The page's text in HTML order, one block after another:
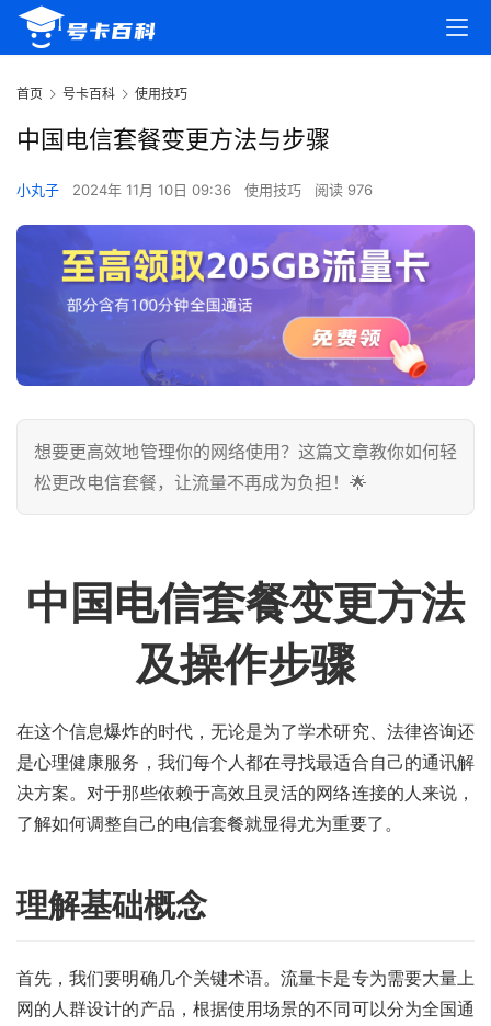
首页 号卡百科 使用技巧
中国电信套餐变更方法与步骤
小丸子 2024年 11月 10日 09:36 使用技巧 阅读 976
想要更高效地管理你的网络使用？这篇文章教你如何轻
松更改电信套餐，让流量不再成为负担！🌟
中国电信套餐变更方法
及操作步骤
在这个信息爆炸的时代，无论是为了学术研究、法律咨询还
是心理健康服务，我们每个人都在寻找最适合自己的通讯解
决方案。对于那些依赖于高效且灵活的网络连接的人来说，
了解如何调整自己的电信套餐就显得尤为重要了。
理解基础概念
首先，我们要明确几个关键术语。流量卡是专为需要大量上
网的人群设计的产品，根据使用场景的不同可以分为全国通